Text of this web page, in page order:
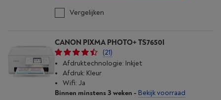
Vergelijken
CANON PIXMA PHOTO+ TS7650I
(21)
Afdruktechnologie: Inkjet
Afdruk: Kleur
Wifi: Ja
Binnen minstens 3 weken - Bekijk voorraad